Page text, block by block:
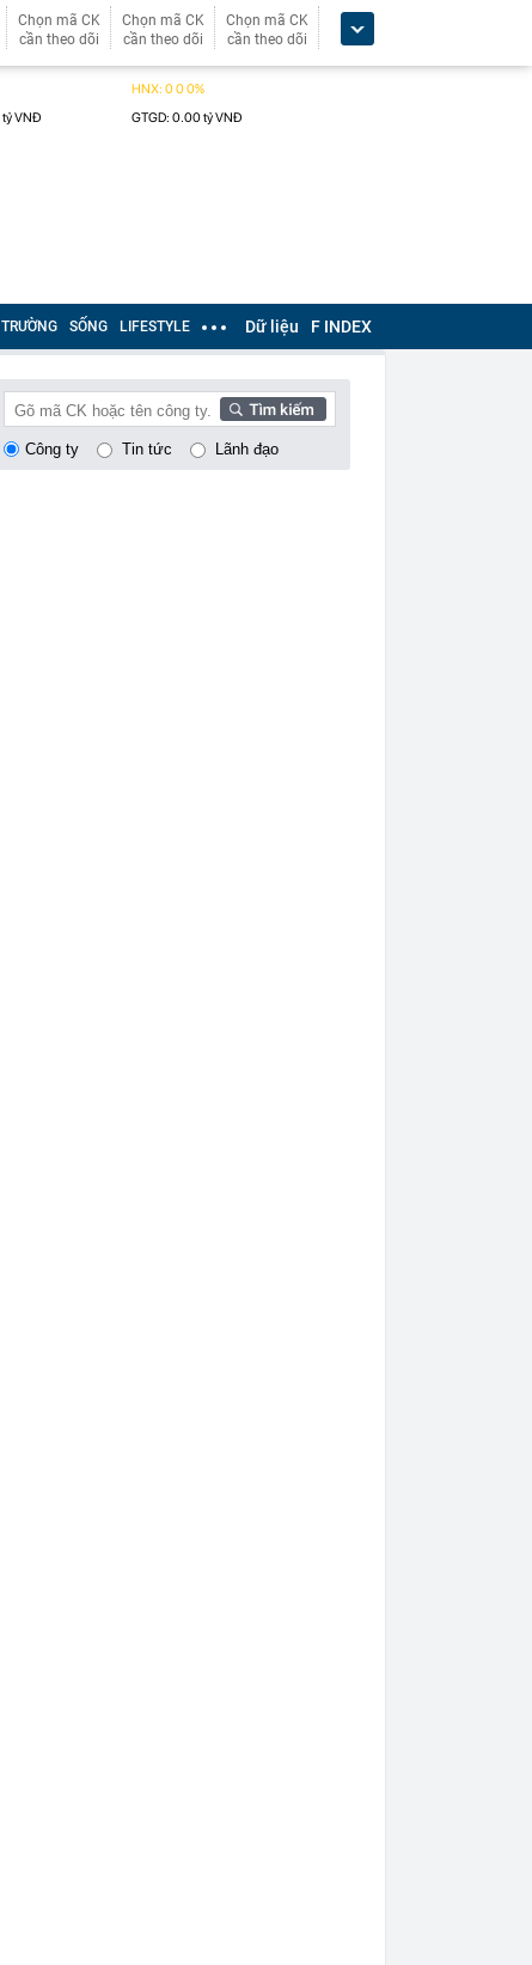
Chọn mã CK
cần theo dõi
Chọn mã CK
cần theo dõi
Chọn mã CK
cần theo dõi
SỐNG LIFESTYLE Dữ liệu F INDEX
Công ty Tin tức Lãnh đạo